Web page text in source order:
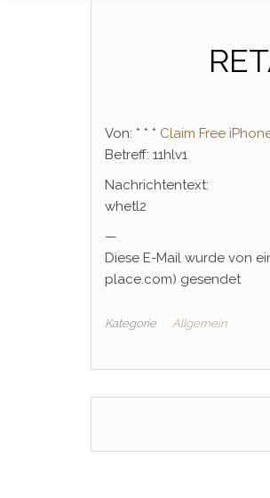
Von: * * * Claim Free
Betreff: 11hlv1
Nachrichtentext:
whetl2
—
Diese E-Mail wurde von
place.com) gesendet
Kategorie Allgemein